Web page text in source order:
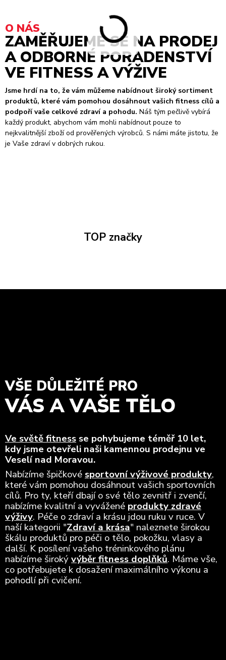
O NÁS
ZAMĚŘUJEME SE NA PRODEJ
A ODBORNÉ PORADENSTVÍ
VE FITNESS A VÝŽIVE
Jsme hrdí na to, že vám můžeme nabídnout široký sortiment
produktů, které vám pomohou dosáhnout vašich fitness cílů a
podpoří vaše celkové zdraví a pohodu. Náš tým pečlivě vybírá
každý produkt, abychom vám mohli nabídnout pouze to
nejkvalitnější zboží od prověřených výrobců. S námi máte jistotu, že
je Vaše zdraví v dobrých rukou.
TOP značky
VŠE DŮLEŽITÉ PRO
VÁS A VAŠE TĚLO
Ve světě fitness se pohybujeme téměř 10 let,
kdy jsme otevřeli naši kamennou prodejnu ve
Veselí nad Moravou.
Nabízíme špičkovésportovní výživové produkty,
které vám pomohou dosáhnout vašich sportovních
cílů. Pro ty, kteří dbají o své tělo zevnitř i zvenčí,
nabízíme kvalitní a vyvážené produkty zdravé
výživy. Péče o zdraví a krásu jdou ruku v ruce. V
naší kategorii "Zdraví a krása" naleznete širokou
škálu produktů pro péči o tělo, pokožku, vlasy a
další. K posílení vašeho tréninkového plánu
nabízíme širokývýběr fitness doplňků. Máme vše,
co potřebujete k dosažení maximálního výkonu a
pohodlí při cvičení.